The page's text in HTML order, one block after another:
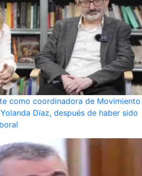
como coordinadora de Movimiento
Dïaz, después de haber sido